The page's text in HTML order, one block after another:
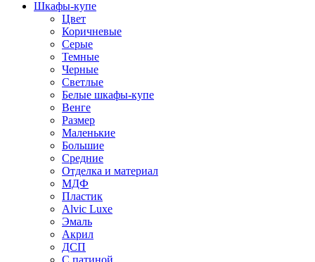
Шкафы-купе
Цвет
Коричневые
Серые
Темные
Черные
Светлые
Белые шкафы-купе
Венге
Размер
Маленькие
Большие
Средние
Отделка и материал
МДФ
Пластик
Alvic Luxe
Эмаль
Акрил
ДСП
С патиной